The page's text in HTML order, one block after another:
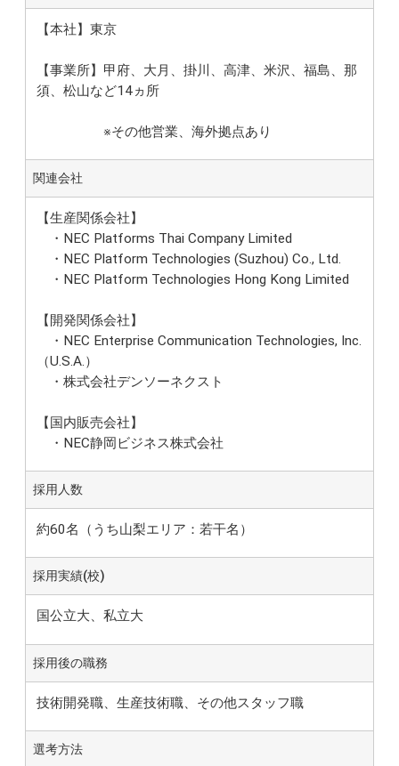
【本社】東京
【事業所】甲府、大月、掛川、高津、米沢、福島、那
須、松山など14ヵ所
※その他営業、海外拠点あり
関連会社
【生産関係会社】
・NEC Platforms Thai Company Limited
・NEC Platform Technologies (Suzhou) Co., Ltd.
・NEC Platform Technologies Hong Kong Limited
【開発関係会社】
・NEC Enterprise Communication Technologies, Inc.
（U.S.A.）
・株式会社デンソーネクスト
【国内販売会社】
・NEC静岡ビジネス株式会社
採用人数
約60名（うち山梨エリア：若干名）
採用実績(校)
国公立大、私立大
採用後の職務
技術開発職、生産技術職、その他スタッフ職
選考方法